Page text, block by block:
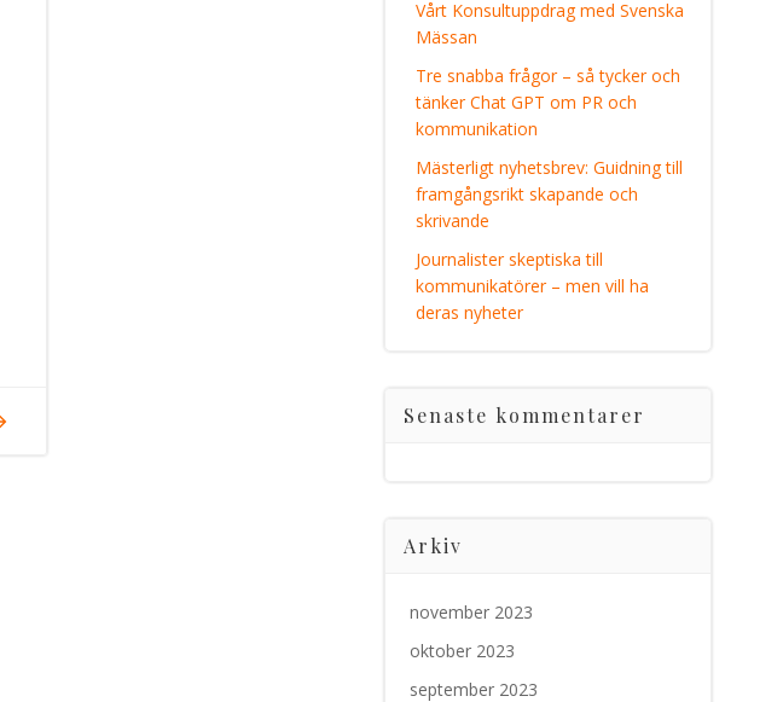
Vårt Konsultuppdrag med Svenska
Mässan
Tre snabba frågor – så tycker och
tänker Chat GPT om PR och
kommunikation
Mästerligt nyhetsbrev: Guidning till
framgångsrikt skapande och
skrivande
Journalister skeptiska till
kommunikatörer – men vill ha
deras nyheter
Senaste kommentarer
Arkiv
november 2023
oktober 2023
september 2023